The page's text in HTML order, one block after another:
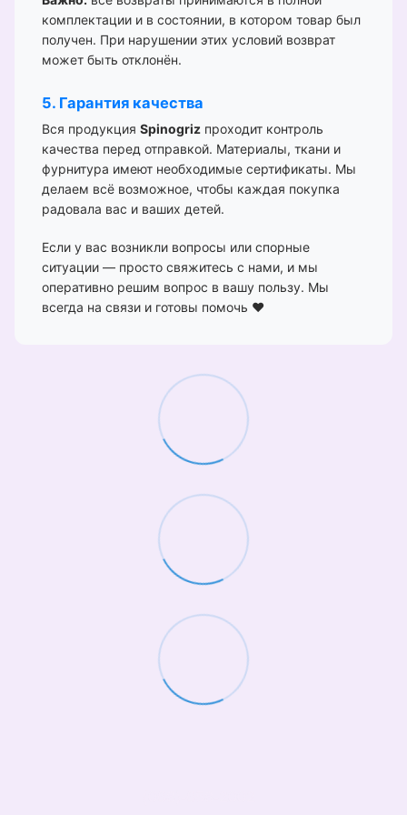
комплектации и в состоянии, в котором товар был
получен. При нарушении этих условий возврат
может быть отклонён.
5. Гарантия качества
Вся продукция Spinogriz проходит контроль
качества перед отправкой. Материалы, ткани и
фурнитура имеют необходимые сертификаты. Мы
делаем всё возможное, чтобы каждая покупка
радовала вас и ваших детей.
Если у вас возникли вопросы или спорные
ситуации — просто свяжитесь с нами, и мы
оперативно решим вопрос в вашу пользу. Мы
всегда на связи и готовы помочь ❤️